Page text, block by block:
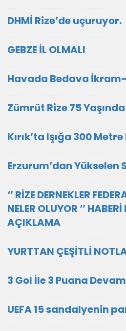
DHMİ Rize’de uçuruyor.
GEBZE İL OLMALI
Havada Bedava
Zümrüt Rize 75 Yaşında
Kırık’ta Işığa 300
Erzurum’dan Yükselen
‘’ RİZE DERNEKLER
NELER OLUYOR ‘’
AÇIKLAMA
YURTTAN ÇEŞİTLİ
3 Gol İle 3 Puana Devam
UEFA 15 sandalyenin